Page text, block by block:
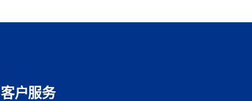
客户服务